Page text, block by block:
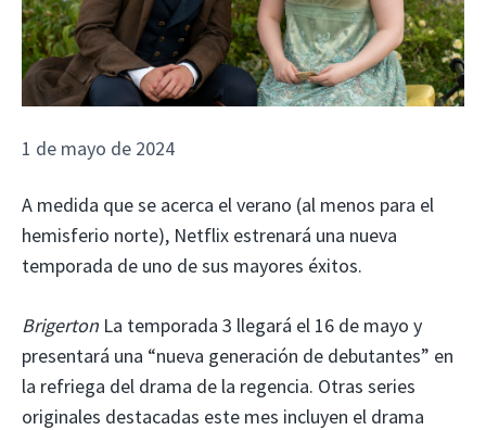
1 de mayo de 2024
A medida que se acerca el verano (al menos para el
hemisferio norte), Netflix estrenará una nueva
temporada de uno de sus mayores éxitos.
Brigerton La temporada 3 llegará el 16 de mayo y
presentará una “nueva generación de debutantes” en
la refriega del drama de la regencia. Otras series
originales destacadas este mes incluyen el drama